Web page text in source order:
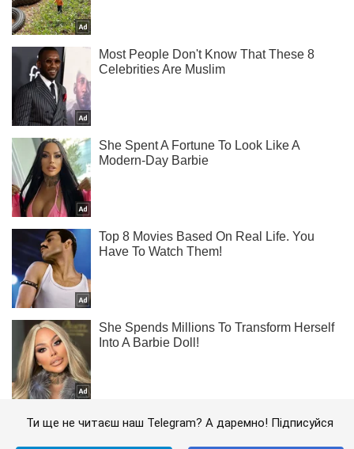
Ти ще не читаєш наш Telegram? А даремно! Підписуйся